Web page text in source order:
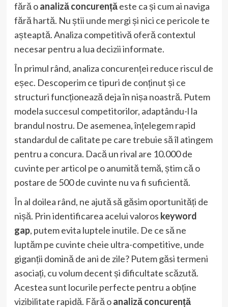
fără oanaliză concurențăeste ca și cum ai naviga
fără hartă. Nu știi unde mergi și nici ce pericole te
așteaptă. Analiza competitivă oferă contextul
necesar pentru a lua decizii informate.
În primul rând, analiza concurenței reduce riscul de
eșec. Descoperim ce tipuri de conținut și ce
structuri funcționează deja în nișa noastră. Putem
modela succesul competitorilor, adaptându-l la
brandul nostru. De asemenea, înțelegem rapid
standardul de calitate pe care trebuie să îl atingem
pentru a concura. Dacă un rival are 10.000 de
cuvinte per articol pe o anumită temă, știm că o
postare de 500 de cuvinte nu va fi suficientă.
În al doilea rând, ne ajută să găsim oportunități de
nișă. Prin identificarea acelui valoros keyword
gap, putem evita luptele inutile. De ce să ne
luptăm pe cuvinte cheie ultra-competitive, unde
giganții domină de ani de zile? Putem găsi termeni
asociați, cu volum decent și dificultate scăzută.
Acestea sunt locurile perfecte pentru a obține
vizibilitate rapidă. Fără oanaliză concurență